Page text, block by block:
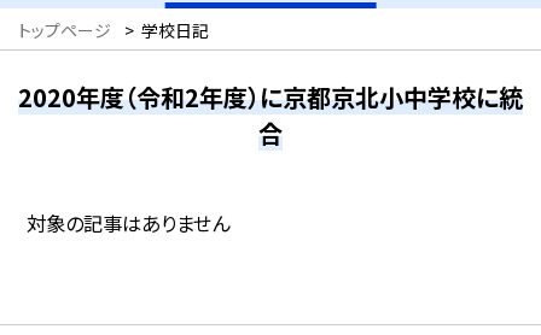
トップページ > 学校日記
2020年度（令和2年度）に京都京北小中学校に統
合
対象の記事はありません